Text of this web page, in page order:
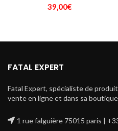
39,00€
FATAL EXPERT
Fatal Expert, spécialiste de
vente en ligne et dans sa
1 rue falguière 75015 paris |